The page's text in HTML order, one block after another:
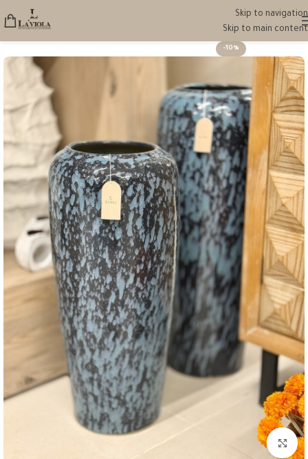
Skip to navigation
Skip to main content
-10%
انقر للتكبير